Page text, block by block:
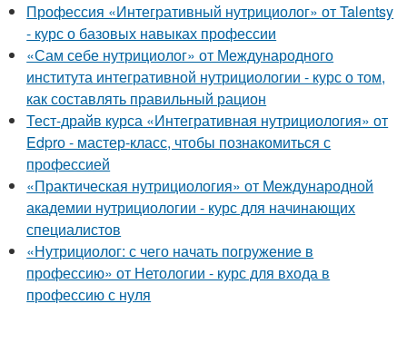
Профессия «Интегративный нутрициолог» от Talentsy
- курс о базовых навыках профессии
«Сам себе нутрициолог» от Международного
института интегративной нутрициологии - курс о том,
как составлять правильный рацион
Тест-драйв курса «Интегративная нутрициология» от
Edprо - мастер-класс, чтобы познакомиться с
профессией
«Практическая нутрициология» от Международной
академии нутрициологии - курс для начинающих
специалистов
«Нутрициолог: с чего начать погружение в
профессию» от Нетологии - курс для входа в
профессию с нуля